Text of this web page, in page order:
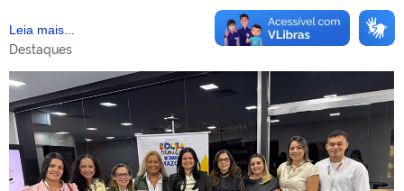
Leia mais...
Destaques